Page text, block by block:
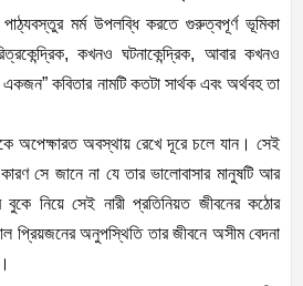
মর্ম উপলব্ধি করতে গুরুত্বপূর্ণ ভূমিকা
কখনও ঘটনাকেন্দ্রিক, আবার কখনও
কবিতার নামটি কতটা সার্থক এবং অর্থবহ তা
অপেক্ষারত অবস্থায় রেখে দূরে চলে যান। সেই
সে জানে না যে তার ভালোবাসার মানুষটি আর
নিয়ে সেই নারী প্রতিনিয়ত জীবনের কঠোর
প্রিয়জনের অনুপস্থিতি তার জীবনে অসীম বেদনা